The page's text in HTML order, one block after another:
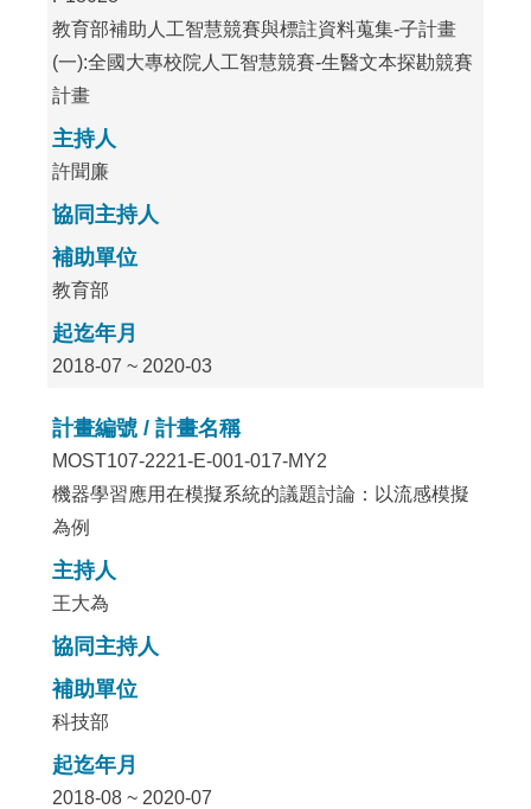
教育部補助人工智慧競賽與標註資料蒐集-子計畫
(一):全國大專校院人工智慧競賽-生醫文本探勘競賽
計畫
主持人
許聞廉
協同主持人
補助單位
教育部
起迄年月
2018-07 ~ 2020-03
計畫編號 / 計畫名稱
MOST107-2221-E-001-017-MY2
機器學習應用在模擬系統的議題討論：以流感模擬
為例
主持人
王大為
協同主持人
補助單位
科技部
起迄年月
2018-08 ~ 2020-07